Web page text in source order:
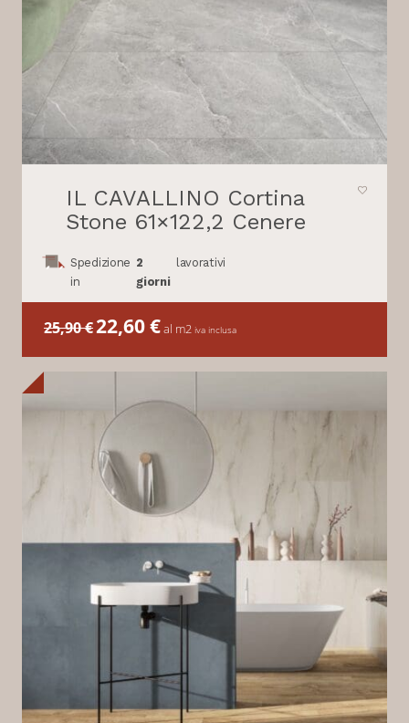
IL CAVALLINO Cortina
Stone 61×122,2 Cenere
Spedizione
in
2
giorni
lavorativi
25,90€ Il
prezzo
era:
22,60€Il
prezzo
è:
al m2 iva inclusa